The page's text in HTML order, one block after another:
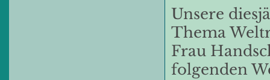
Unsere
Thema
Frau
folgenden